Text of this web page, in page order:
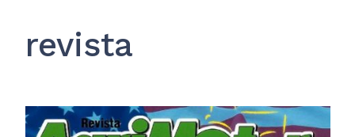
revista